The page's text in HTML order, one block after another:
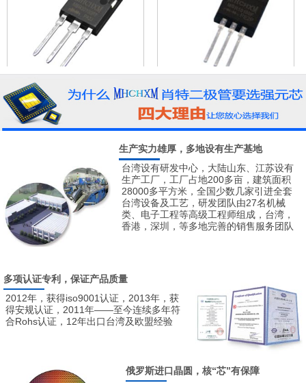
MBR30100PT肖特基二极管
MHCHXM品牌
MBR10100F肖特基二极管，
MHCHXM品牌
生产实力雄厚，多地设有生产基地
台湾设有研发中心，大陆山东、江苏设有
生产工厂，工厂占地200多亩，建筑面积
28000多平方米，全国少数几家引进全套
台湾设备及工艺，研发团队由27名机械
类、电子工程等高级工程师组成，台湾，
香港，深圳，等多地完善的销售服务团队
多项认证专利，保证产品质量
2012年，获得iso9001认证，2013年，获
得安规认证，2011年——至今连续多年符
合Rohs认证，12年出口台湾及欧盟经验
俄罗斯进口晶圆，核“芯”有保障